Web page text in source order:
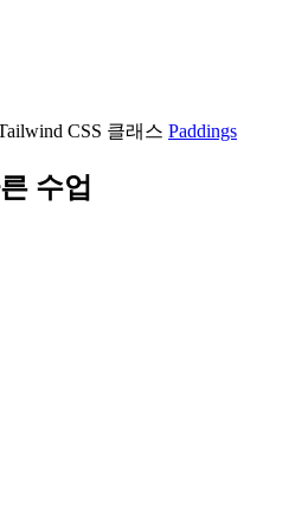
CSS 클래스 Paddings
수업